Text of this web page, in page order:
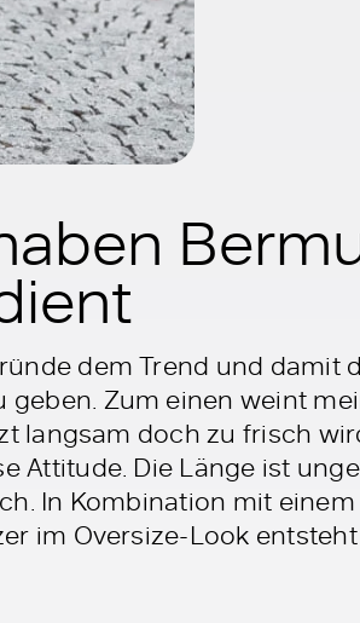
dem Trend und damit
geben. Zum einen weint
langsam doch zu frisch
Attitude. Die Länge ist
In Kombination mit
im Oversize-Look